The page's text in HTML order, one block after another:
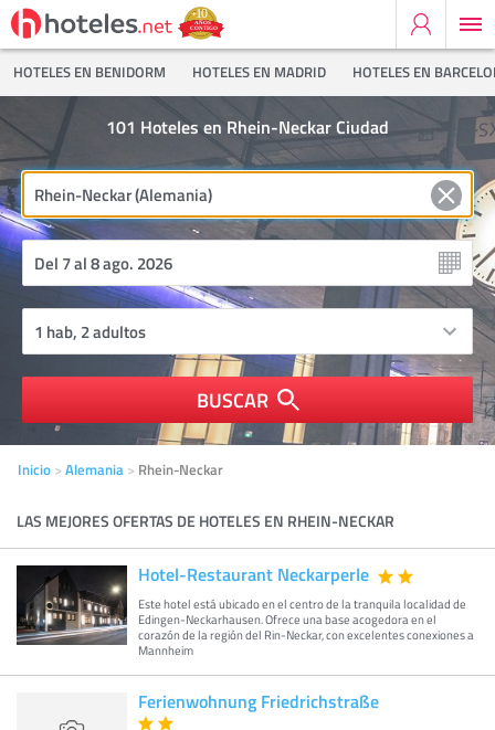
HOTELES EN BENIDORM HOTELES EN MADRID HOTELES EN
Hoteles en Rhein-Neckar Ciudad
101
BUSCAR
Inicio Alemania Rhein-Neckar
LAS MEJORES OFERTAS DE HOTELES EN RHEIN-NECKAR
Hotel-Restaurant Neckarperle
Este hotel está ubicado en el centro de la tranquila localidad de
Edingen-Neckarhausen. Ofrece una base acogedora en el
corazón de la región del Rin-Neckar, con excelentes conexiones a
Mannheim
Ferienwohnung Friedrichstraße